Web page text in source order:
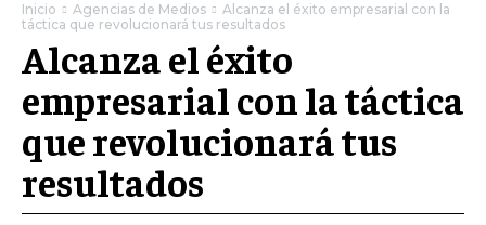
Inicio Agencias de Medios
Alcanza el éxito empresarial con la
táctica que revolucionará tus resultados
Alcanza el éxito
empresarial con la táctica
que revolucionará tus
resultados